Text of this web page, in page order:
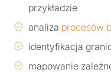
przykładzie
analiza procesów
identyfikacja
mapowanie